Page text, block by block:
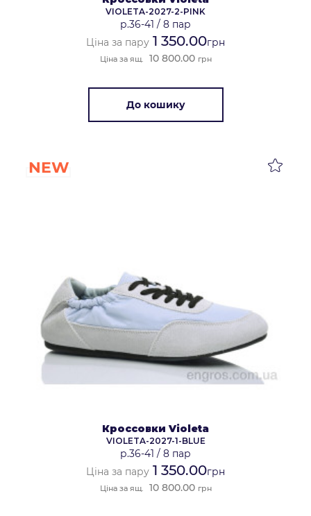
VIOLETA-2027-2-PINK
р.36-41 / 8 пар
Ціна за пару 1 350.00грн
Ціна за ящ. 10 800.00 грн
До кошику
NEW
Кроссовки Violeta
VIOLETA-2027-1-BLUE
р.36-41 / 8 пар
Ціна за пару 1 350.00грн
Ціна за ящ. 10 800.00 грн